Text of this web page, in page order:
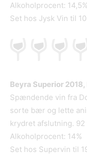
Alkoholprocent: 14,5%
Set hos Jysk Vin til
Beyra Superior
Spændende vin fra
sorte bær og lette
krydret afslutning. 92
Alkoholprocent: 14%
Set hos Supervin til